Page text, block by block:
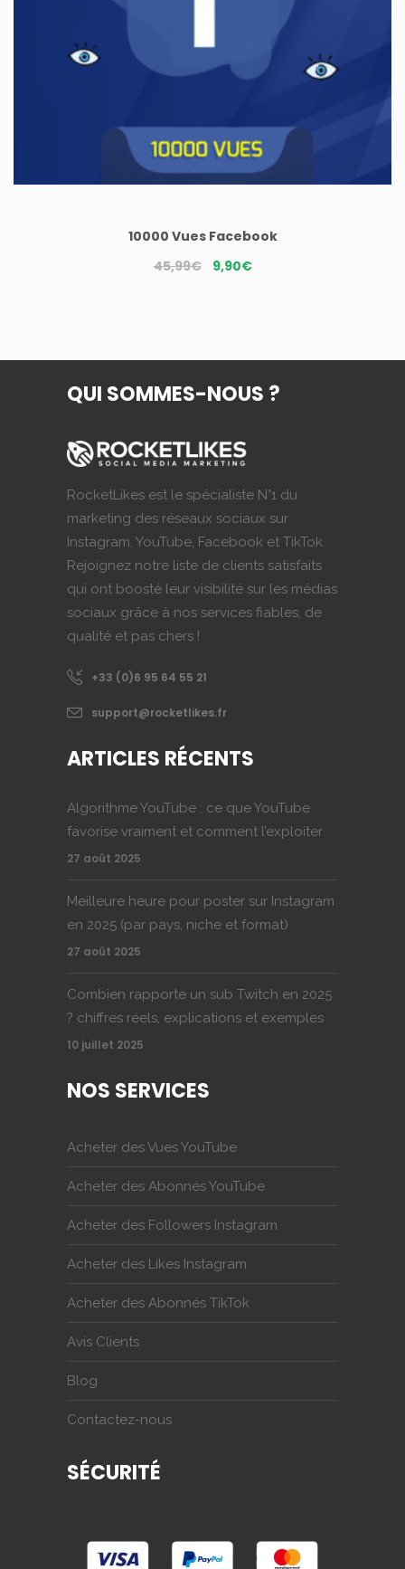
10000 Vues Facebook
45,99€ Le
45,99€.
9,90€Le
9,90€.
QUI SOMMES-NOUS ?
RocketLikes est le spécialiste N°1 du
marketing des réseaux sociaux sur
Instagram, YouTube, Facebook et TikTok.
Rejoignez notre liste de clients satisfaits
qui ont boosté leur visibilité sur les médias
sociaux grâce à nos services fiables, de
qualité et pas chers !
+33 (0)6 95 64 55 21
support@rocketlikes.fr
ARTICLES RÉCENTS
Algorithme YouTube : ce que YouTube
favorise vraiment et comment l’exploiter
27 août 2025
Meilleure heure pour poster sur Instagram
en 2025 (par pays, niche et format)
27 août 2025
Combien rapporte un sub Twitch en 2025
? chiffres réels, explications et exemples
10 juillet 2025
NOS SERVICES
Acheter des Vues YouTube
Acheter des Abonnés YouTube
Acheter des Followers Instagram
Acheter des Likes Instagram
Acheter des Abonnés TikTok
Avis Clients
Blog
Contactez-nous
SÉCURITÉ